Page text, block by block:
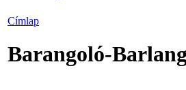
Címlap
Barangoló-